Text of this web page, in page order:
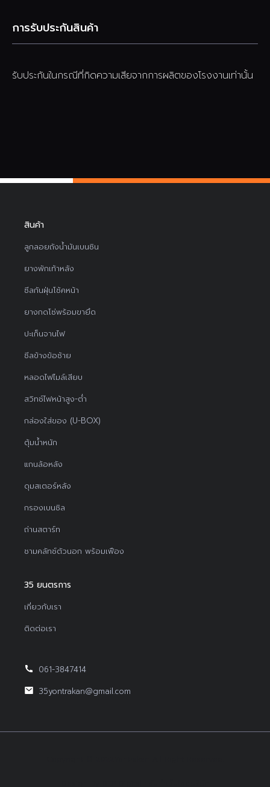
การรับประกันสินค้า
รับประกันในกรณีที่กิดความเสียจากการผลิตของโรงงานเท่านั้น
สินค้า
ลูกลอยถังน้ำมันเบนซิน
ยางพักเท้าหลัง
ซีลกันฝุ่นโช้คหน้า
ยางกดโซ่พร้อมขายึด
ปะเก็นจานไฟ
ซีลข้างข้อซ้าย
หลอดไฟไมล์เสียบ
สวิทช์ไฟหน้าสูง-ต่ำ
กล่องใส่ของ (U-BOX)
ตุ้มน้ำหนัก
แกนล้อหลัง
ดุมสเตอร์หลัง
กรองเบนซิล
ถ่านสตาร์ท
ชามคลัทช์ตัวนอก พร้อมเฟือง
35 ยนตรการ
เกี่ยวกับเรา
ติดต่อเรา
061-3847414
35yontrakan@gmail.com